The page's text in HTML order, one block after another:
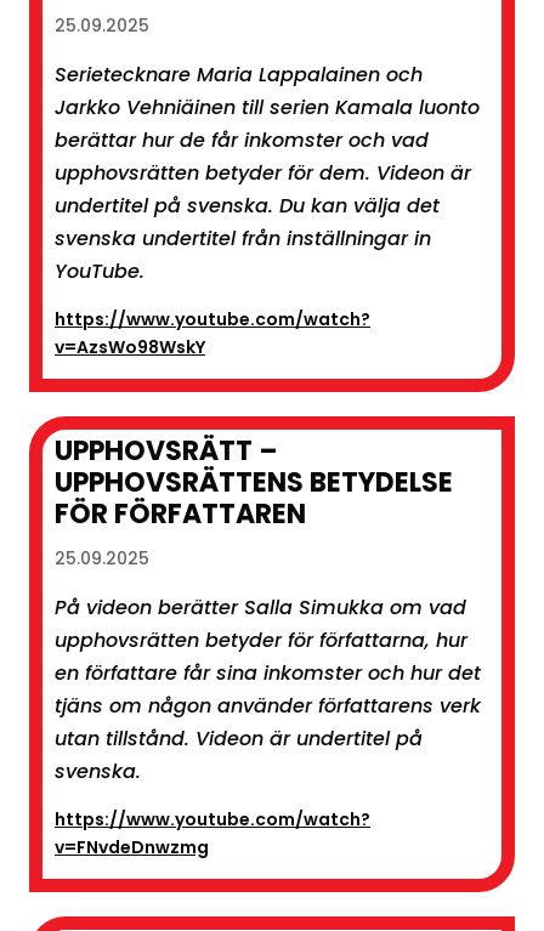
25.09.2025
Serietecknare Maria Lappalainen och
Jarkko Vehniäinen till serien Kamala luonto
berättar hur de får inkomster och vad
upphovsrätten betyder för dem. Videon är
undertitel på svenska. Du kan välja det
svenska undertitel från inställningar in
YouTube.
https://www.youtube.com/watch?
v=AzsWo98WskY
UPPHOVSRÄTT –
UPPHOVSRÄTTENS BETYDELSE
FÖR FÖRFATTAREN
25.09.2025
På videon berätter Salla Simukka om vad
upphovsrätten betyder för författarna, hur
en författare får sina inkomster och hur det
tjäns om någon använder författarens verk
utan tillstånd. Videon är undertitel på
svenska.
https://www.youtube.com/watch?
v=FNvdeDnwzmg